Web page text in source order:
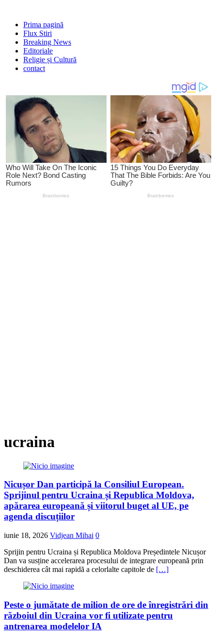
Prima pagină
Flux Stiri
Breaking News
Editoriale
Religie și Cultură
contact
ucraina
Nicușor Dan participă la Consiliul European.
Sprijinul pentru Ucraina și Republica Moldova,
apărarea europeană și viitorul buget al UE, pe
agenda discuțiilor
iunie 18, 2026 Vidjean Mihai 0
Sprijin pentru Ucraina și Republica Moldova Președintele Nicușor
Dan va susține accelerarea procesului de integrare europeană prin
deschiderea cât mai rapidă a celorlalte capitole de […]
Peste o jumătate de milion de ore de înregistrări din
războiul din Ucraina vor fi utilizate pentru
antrenarea modelelor IA